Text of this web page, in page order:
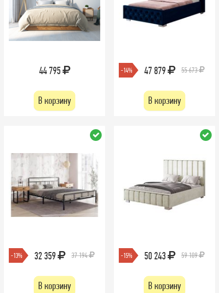
44 795
В корзину
-14% 47 879 55 673
В корзину
-13% 32 359 37 194
В корзину
-15% 50 243 59 109
В корзину